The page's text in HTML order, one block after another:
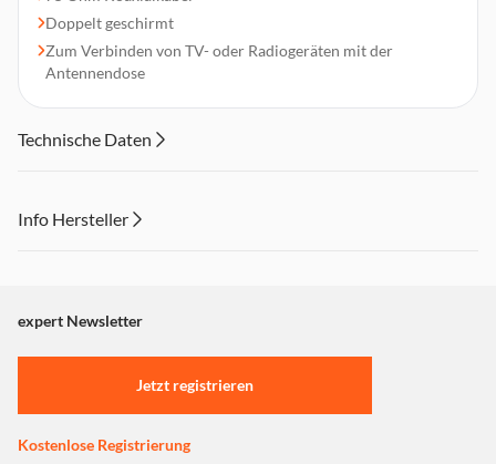
Doppelt geschirmt
Zum Verbinden von TV- oder Radiogeräten mit der
Antennendose
Technische Daten
Info Hersteller
"Marketing".
Einstellungen anpassen
expert Newsletter
Jetzt registrieren
Kostenlose Registrierung